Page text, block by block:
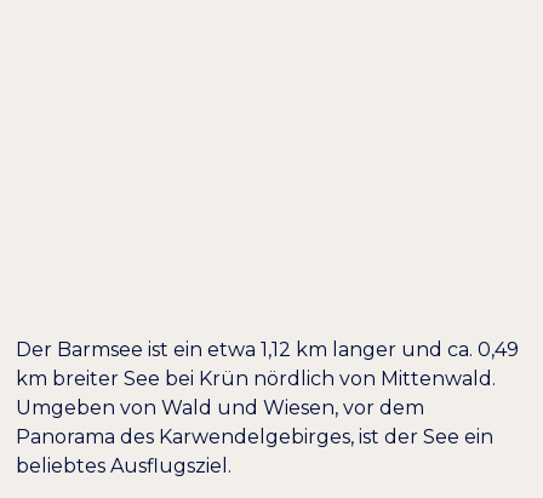
Farben umkehren
Der Barmsee ist ein etwa 1,12 km langer und ca. 0,49
km breiter See bei Krün nördlich von Mittenwald.
Umgeben von Wald und Wiesen, vor dem
Panorama des Karwendelgebirges, ist der See ein
beliebtes Ausflugsziel.